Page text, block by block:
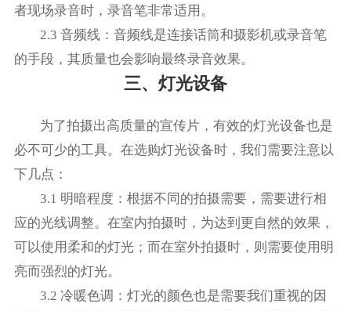
者现场录音时，录音笔非常适用。
2.3 音频线：音频线是连接话筒和摄影机或录音笔
的手段，其质量也会影响最终录音效果。
三、灯光设备
为了拍摄出高质量的宣传片，有效的灯光设备也是
必不可少的工具。在选购灯光设备时，我们需要注意以
下几点：
3.1 明暗程度：根据不同的拍摄需要，需要进行相
应的光线调整。在室内拍摄时，为达到更自然的效果，
可以使用柔和的灯光；而在室外拍摄时，则需要使用明
亮而强烈的灯光。
3.2 冷暖色调：灯光的颜色也是需要我们重视的因